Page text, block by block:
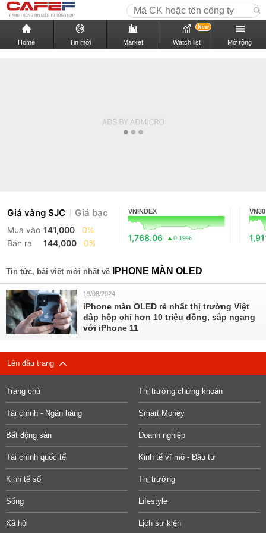
Home Tin mới Market Watch list
New
Mở rộng
Giá vàng SJC Giá bạc
Mua vào 141,000
0%
Bán ra
144,000 0%
VNINDEX
1,768.06 0.19%
VN30
Tin tức, bài viết mới nhất về IPHONE MÀN OLED
19/08/2024
iPhone màn OLED rẻ nhất thị trường Việt
đập hộp chỉ hơn 10 triệu đồng, sắp ngang
với iPhone 11
Lên đầu trang
Trang chủ Thị trường chứng khoán
Tài chính - Ngân hàng Smart Money
Bất động sản Doanh nghiệp
Tài chính quốc tế Kinh tế vĩ mô - Đầu tư
Kinh tế số Thị trường
Sống Lifestyle
Xã hội Lịch sự kiện